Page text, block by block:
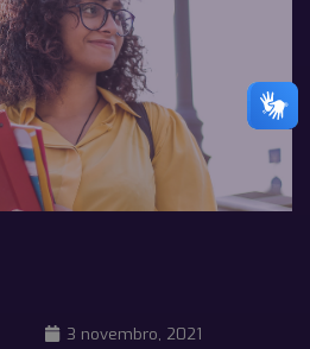
3 novembro, 2021